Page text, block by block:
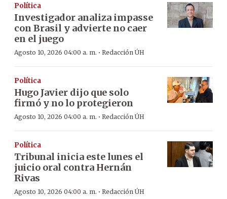
Política
Investigador analiza impasse
con Brasil y advierte no caer
en el juego
Agosto 10, 2026 04:00 a. m. · Redacción ÚH
Política
Hugo Javier dijo que solo
firmó y no lo protegieron
Agosto 10, 2026 04:00 a. m. · Redacción ÚH
Política
Tribunal inicia este lunes el
juicio oral contra Hernán
Rivas
Agosto 10, 2026 04:00 a. m. · Redacción ÚH